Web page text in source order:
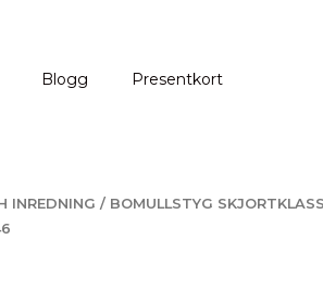
Blogg Presentkort
INREDNING / BOMULLSTYG